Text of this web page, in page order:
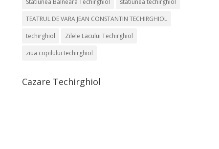
TEATRUL DE VARA JEAN CONSTANTIN TECHIRGHIOL
techirghiol Zilele Lacului Techirghiol
ziua copilului techirghiol
Cazare Techirghiol